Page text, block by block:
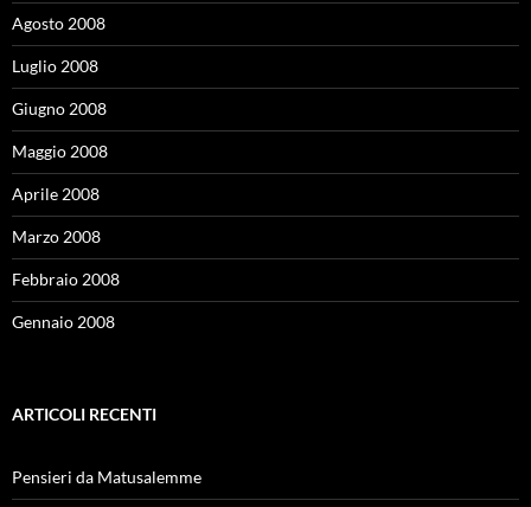
Agosto 2008
Luglio 2008
Giugno 2008
Maggio 2008
Aprile 2008
Marzo 2008
Febbraio 2008
Gennaio 2008
ARTICOLI RECENTI
Pensieri da Matusalemme